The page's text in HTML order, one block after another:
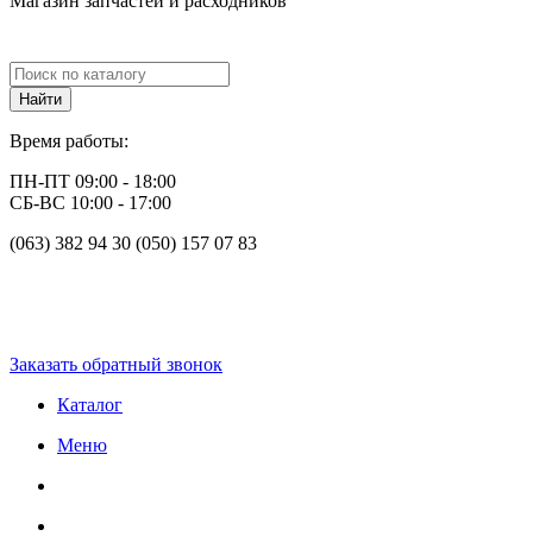
Время работы:
ПН-ПТ 09:00 - 18:00
СБ-ВС 10:00 - 17:00
(063) 382 94 30 (050) 157 07 83
Заказать обратный звонок
Каталог
Меню